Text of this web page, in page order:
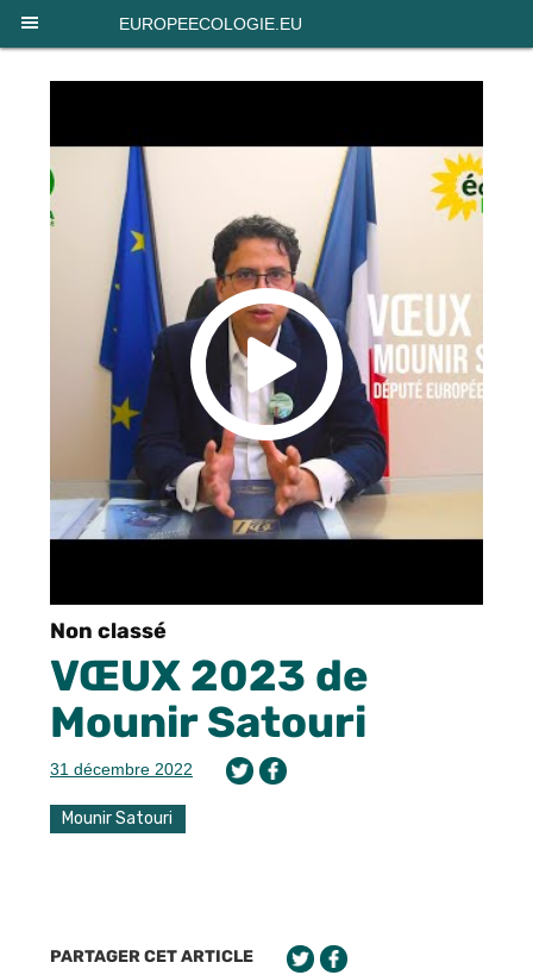
EUROPEECOLOGIE.EU
Non classé
VŒUX 2023 de
Mounir Satouri
31 décembre 2022
Mounir Satouri
PARTAGER CET ARTICLE